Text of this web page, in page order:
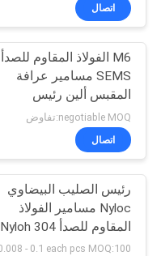
مراقبة
الجودة
خريطة
الموقع
PRIVACY
POLICY
اتصال
M6 الفولاذ المقاوم للصدأ
SEMS مسامير عرافة
المقبس ألين رئيس
مسامير معدنية تجميعها
غسالات
negotiable MOQ:تفاوض
اتصال
رئيس الصليب البيضاوي
Nyloc مسامير الفولاذ
المقاوم للصدأ 304 Nyloh
تصحيح الموضوع للأمن